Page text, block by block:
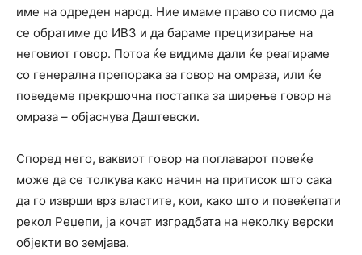
име на одреден народ. Ние имаме право со писмо да
се обратиме до ИВЗ и да бараме прецизирање на
неговиот говор. Потоа ќе видиме дали ќе реагираме
со генерална препорака за говор на омраза, или ќе
поведеме прекршочна постапка за ширење говор на
омраза – објаснува Даштевски.
Според него, ваквиот говор на поглаварот повеќе
може да се толкува како начин на притисок што сака
да го изврши врз властите, кои, како што и повеќепати
рекол Реџепи, ја кочат изградбата на неколку верски
објекти во земјава.